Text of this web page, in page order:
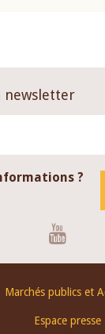
newsletter
?
Marchés publics et
Espace presse